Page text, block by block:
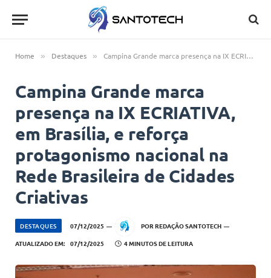
Home » Destaques » Campina Grande marca presença na IX ECRIATIVA, em Brasília, e reforça protagonismo nacional na Rede Brasileira de Cidades Criativas
Campina Grande marca
presença na IX ECRIATIVA,
em Brasília, e reforça
protagonismo nacional na
Rede Brasileira de Cidades
Criativas
DESTAQUES 07/12/2025 POR REDAÇÃO SANTOTECH
ATUALIZADO EM: 07/12/2025 4 MINUTOS DE LEITURA